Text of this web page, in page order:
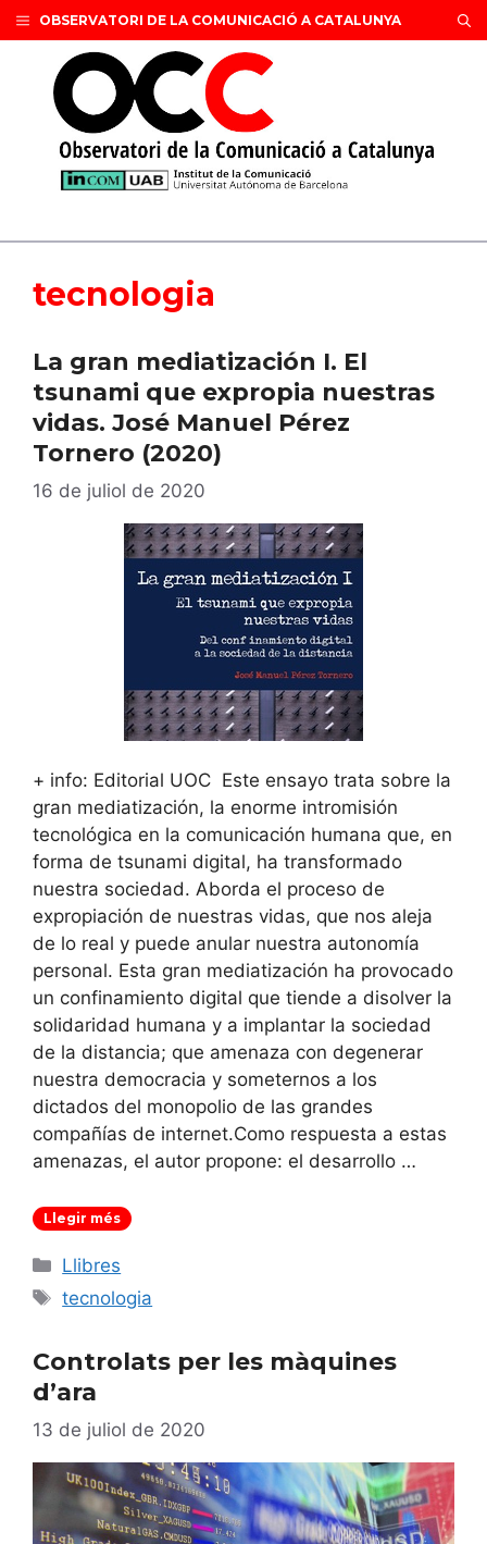
Vés
al
contingut
OBSERVATORI DE LA COMUNICACIÓ A CATALUNYA
tecnologia
La gran mediatización I. El
tsunami que expropia nuestras
vidas. José Manuel Pérez
Tornero (2020)
16 de juliol de 2020
+ info: Editorial UOC Este ensayo trata sobre la
gran mediatización, la enorme intromisión
tecnológica en la comunicación humana que, en
forma de tsunami digital, ha transformado
nuestra sociedad. Aborda el proceso de
expropiación de nuestras vidas, que nos aleja
de lo real y puede anular nuestra autonomía
personal. Esta gran mediatización ha provocado
un confinamiento digital que tiende a disolver la
solidaridad humana y a implantar la sociedad
de la distancia; que amenaza con degenerar
nuestra democracia y someternos a los
dictados del monopolio de las grandes
compañías de internet.Como respuesta a estas
amenazas, el autor propone: el desarrollo …
Llegir més
Categories
Llibres
Etiquetes
tecnologia
Controlats per les màquines
d’ara
13 de juliol de 2020